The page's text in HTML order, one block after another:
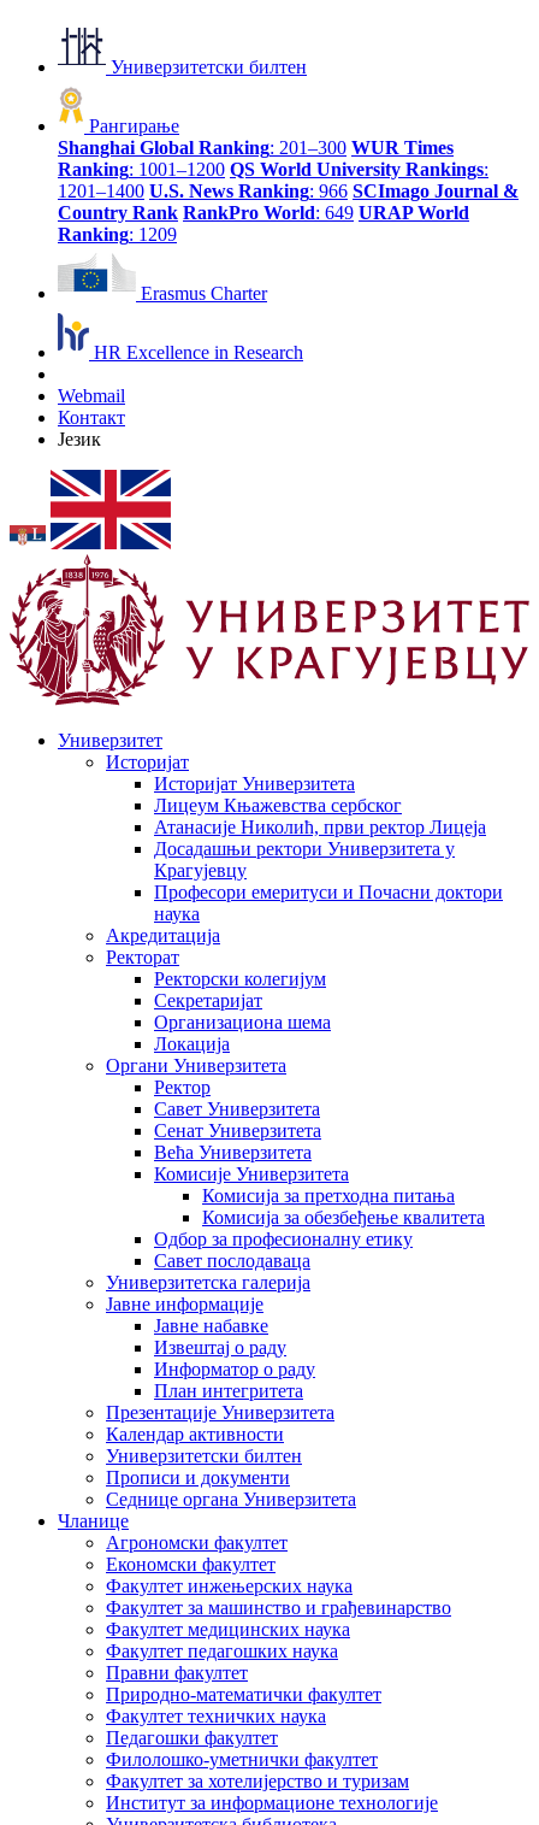
Универзитетски билтен
Рангирање
Shanghai Global Ranking: 201–300 WUR Times
Ranking: 1001–1200 QS World University Rankings:
1201–1400 U.S. News Ranking: 966 SCImago Journal &
Country Rank RankPro World: 649 URAP World
Ranking: 1209
Erasmus Charter
HR Excellence in Research
Webmail
Контакт
Језик
Универзитет
Историјат
Историјат Универзитета
Лицеум Књажевства сербског
Атанасије Николић, први ректор Лицеја
Досадашњи ректори Универзитета у
Крагујевцу
Професори емеритуси и Почасни доктори
наука
Акредитација
Ректорат
Ректорски колегијум
Секретаријат
Организациона шема
Локација
Органи Универзитета
Ректор
Савет Универзитета
Сенат Универзитета
Већа Универзитета
Комисије Универзитета
Комисија за претходна питања
Комисија за обезбеђење квалитета
Одбор за професионалну етику
Савет послодаваца
Универзитетска галерија
Јавне информације
Јавне набавке
Извештај о раду
Информатор о раду
План интегритета
Презентације Универзитета
Календар активности
Универзитетски билтен
Прописи и документи
Седнице органа Универзитета
Чланице
Агрономски факултет
Економски факултет
Факултет инжењерских наука
Факултет за машинство и грађевинарство
Факултет медицинских наука
Факултет педагошких наука
Правни факултет
Природно-математички факултет
Факултет техничких наука
Педагошки факултет
Филолошко-уметнички факултет
Факултет за хотелијерство и туризам
Институт за информационе технологије